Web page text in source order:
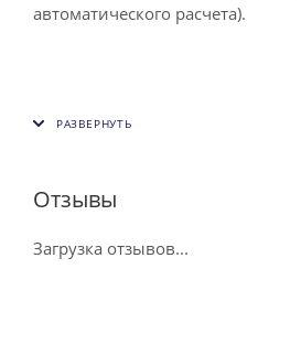
автоматического расчета).
Отзывы
Загрузка отзывов...